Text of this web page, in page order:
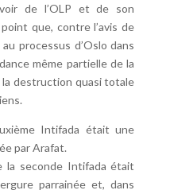
de l’OLP et de son
que, contre l’avis de
processus d’Oslo dans
même partielle de la
la destruction quasi totale
Intifada était une
par Arafat.
la seconde Intifada était
parrainée et, dans